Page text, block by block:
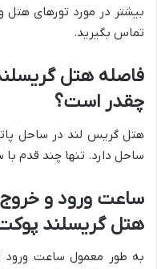
بیشتر در مورد تورهای هتل
تماس بگیرید.
فاصله هتل
چقدر است؟
هتل گریس لند در ساحل
ساحل دارد. تنها چند قدم با
ساعت ورود و
هتل گریسلند